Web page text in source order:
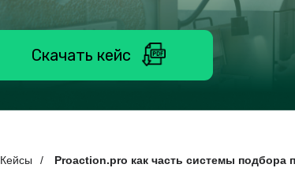
Скачать кейс
Кейсы / Proaction.pro как часть системы